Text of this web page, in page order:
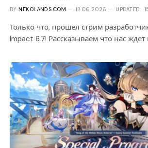
BY NEKOLANDS.COM 18.06.2026 UPDATED:
Только что, прошел стрим
Impact 6.7! Рассказываем что нас